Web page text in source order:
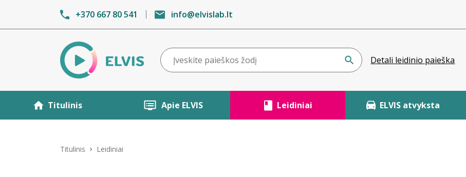
+370 667 80 541 info@elvislab.lt
Detali leidinio paieška
Titulinis Apie ELVIS Leidiniai ELVIS atvyksta
Titulinis Leidiniai